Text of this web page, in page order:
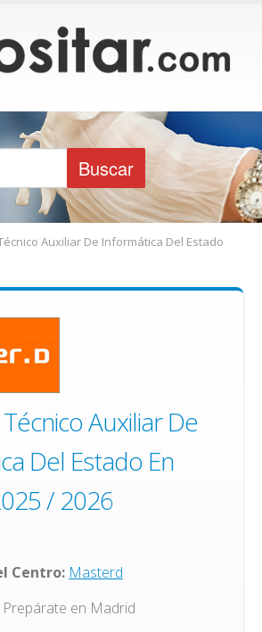
Auxiliar De Informática Del Estado
Auxiliar De
Del Estado En
/ 2026
Centro: Masterd
Prepárate en Madrid